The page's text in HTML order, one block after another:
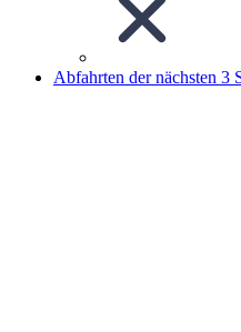
Abfahrten der nächsten 3